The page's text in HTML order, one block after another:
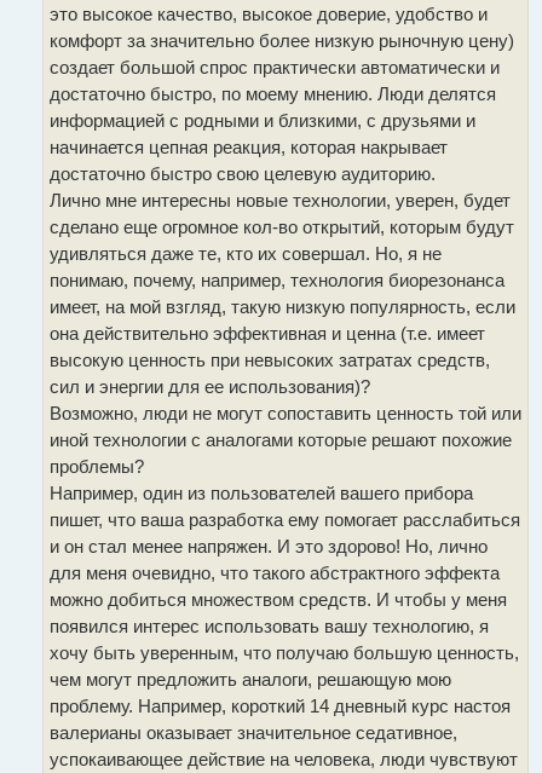
это высокое качество, высокое доверие, удобство и
комфорт за значительно более низкую рыночную цену)
создает большой спрос практически автоматически и
достаточно быстро, по моему мнению. Люди делятся
информацией с родными и близкими, с друзьями и
начинается цепная реакция, которая накрывает
достаточно быстро свою целевую аудиторию.
Лично мне интересны новые технологии, уверен, будет
сделано еще огромное кол-во открытий, которым будут
удивляться даже те, кто их совершал. Но, я не
понимаю, почему, например, технология биорезонанса
имеет, на мой взгляд, такую низкую популярность, если
она действительно эффективная и ценна (т.е. имеет
высокую ценность при невысоких затратах средств,
сил и энергии для ее использования)?
Возможно, люди не могут сопоставить ценность той или
иной технологии с аналогами которые решают похожие
проблемы?
Например, один из пользователей вашего прибора
пишет, что ваша разработка ему помогает расслабиться
и он стал менее напряжен. И это здорово! Но, лично
для меня очевидно, что такого абстрактного эффекта
можно добиться множеством средств. И чтобы у меня
появился интерес использовать вашу технологию, я
хочу быть уверенным, что получаю большую ценность,
чем могут предложить аналоги, решающую мою
проблему. Например, короткий 14 дневный курс настоя
валерианы оказывает значительное седативное,
успокаивающее действие на человека, люди чувствуют